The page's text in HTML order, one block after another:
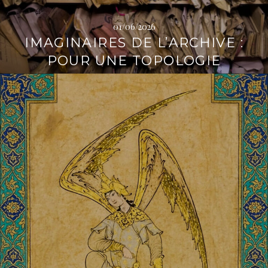
01/06/2026
IMAGINAIRES DE L’ARCHIVE :
POUR UNE TOPOLOGIE
L
i
r
e
l
a
s
u
i
t
e
→